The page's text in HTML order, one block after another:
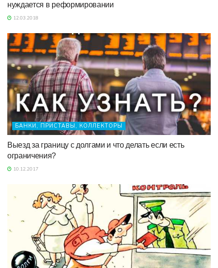
нуждается в реформировании
12.03.2018
БАНКИ, ПРИСТАВЫ, КОЛЛЕКТОРЫ
Выезд за границу с долгами и что делать если есть
ограничения?
10.12.2017